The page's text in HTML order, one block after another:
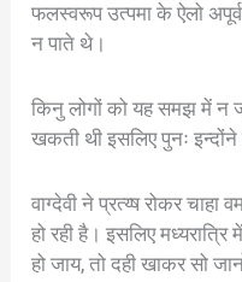
फलस्वरूप उत्पमा के ऐलो
न पाते थे।
किनु लोगों को यह समझ में न
खकती थी इसलिए पुनः
वाग्देवी ने प्रत्य्ष रोकर चाहा
हो रही है। इसलिए
हो जाय, तो दही खाकर सो